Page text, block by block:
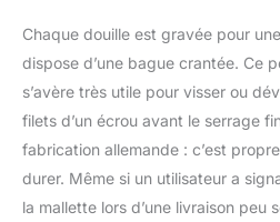
avec
dents
à
pour
pans,
Chaque douille est gravée pour
dispose d’une bague crantée. Ce
s’avère très utile pour visser ou
filets d’un écrou avant le serrage
fabrication allemande : c’est
durer. Même si un utilisateur a
la mallette lors d’une livraison peu